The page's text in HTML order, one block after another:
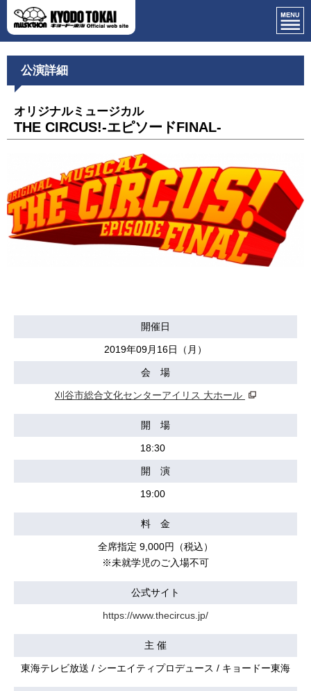
公演詳細
オリジナルミュージカル
THE CIRCUS!-エピソードFINAL-
開催日
2019年09月16日（月）
会 場
刈谷市総合文化センターアイリス 大ホール
開 場
18:30
開 演
19:00
料 金
全席指定 9,000円（税込）
※未就学児のご入場不可
公式サイト
https://www.thecircus.jp/
主 催
東海テレビ放送 / シーエイティプロデュース / キョードー東海